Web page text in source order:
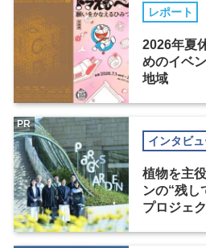
レポート
2026年夏
めのイベ
地域
インタビ
植物を主
ンの“残し
プロジェ
PR